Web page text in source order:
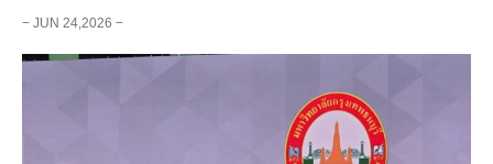
− JUN 24,2026 −